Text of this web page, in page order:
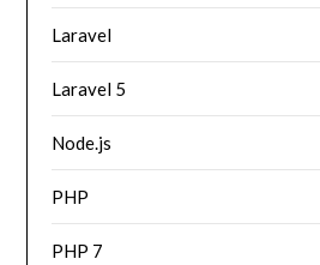
Laravel
Laravel 5
Node.js
PHP
PHP 7